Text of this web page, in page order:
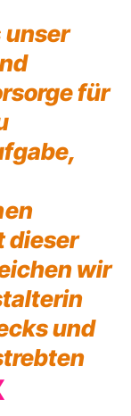
unser
für
dieser
wir
und